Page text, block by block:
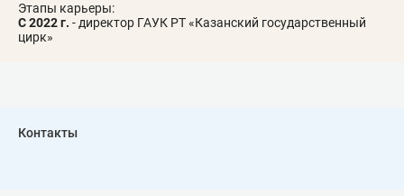
Этапы карьеры:
С 2022 г. - директор ГАУК РТ «Казанский государственный
цирк»
Контакты